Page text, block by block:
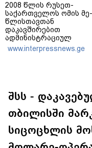
2008 წლის რუსეთ-
საქართველოს ომის
წლისთავთან
დაკავშირებით
ადმინისტრაციულ
შენობებზე სახელმწიფო
დროშები დაეშვა
www.interpressnews.ge
შსს -
თბილისში
სიცოცხლის